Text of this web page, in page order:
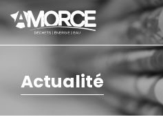
Actualité